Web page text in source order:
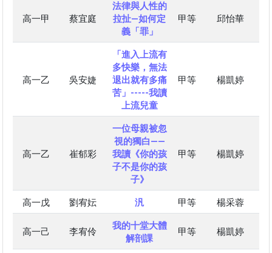
高一甲 蔡宜庭
法律與人性的
拉扯—如何定
義「罪」
甲等 邱怡華
高一乙 吳安婕
「進入上流有
多快樂，無法
退出就有多痛
苦」-----我讀
上流兒童
甲等 楊凱婷
高一乙 崔郁彩
一位母親被忽
視的獨白——
我讀《你的孩
子不是你的孩
子》
甲等 楊凱婷
高一戊 劉宥妘 汎 甲等 楊采蓉
高一己 李宥伶
我的十堂大體
解剖課
甲等 楊凱婷